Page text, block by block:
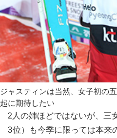
ジャスティンは当然、女子初の
起に期待したい
2人の姉ほどではないが、三
3位）も今季に限っては本来